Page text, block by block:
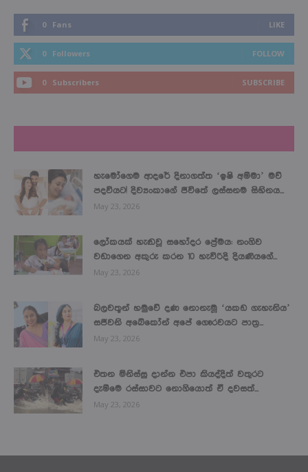
0 Fans LIKE
0 Followers FOLLOW
0 Subscribers SUBSCRIBE
හැමෝගෙම ආදරේ දිනාගත්ත ‘ඉෂි අම්මා’ මව්
පදවියට! දිව්‍යංකාගේ ජීවිතේ ලස්සනම සිහිනය...
May 23, 2026
ලෝකයක් හැඬවූ සහෝදර ප්‍රේමය: නංගිව
වඩාගෙන අකුරු කරන 10 හැවිරිදි දියණියගේ...
May 23, 2026
බලවතූන් හමුවේ දණ නොනැමූ ‘යකඩ ගැහැනිය’
සජීවනි අබේකෝන් අපේ ගෞරවයට පාත්‍ර...
May 23, 2026
එතන මිනිස්සු දාන්න එපා කියද්දිත් වතුරට
දැම්මෙ රස්සාවට නොගියොත් ඒ දවසත්...
May 23, 2026